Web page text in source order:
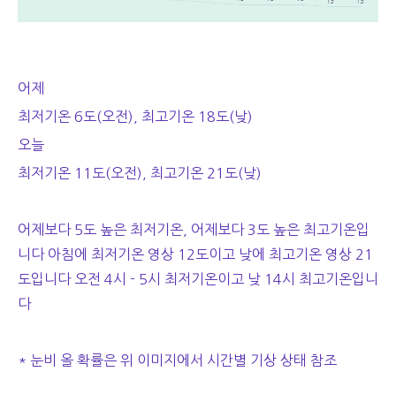
어제
최저기온 6도(오전), 최고기온 18도(낮)
오늘
최저기온 11도(오전), 최고기온 21도(낮)
어제보다 5도 높은 최저기온, 어제보다 3도 높은 최고기온입
니다 아침에 최저기온 영상 12도이고 낮에 최고기온 영상 21
도입니다 오전 4시 - 5시 최저기온이고 낮 14시 최고기온입니
다
* 눈비 올 확률은 위 이미지에서 시간별 기상 상태 참조